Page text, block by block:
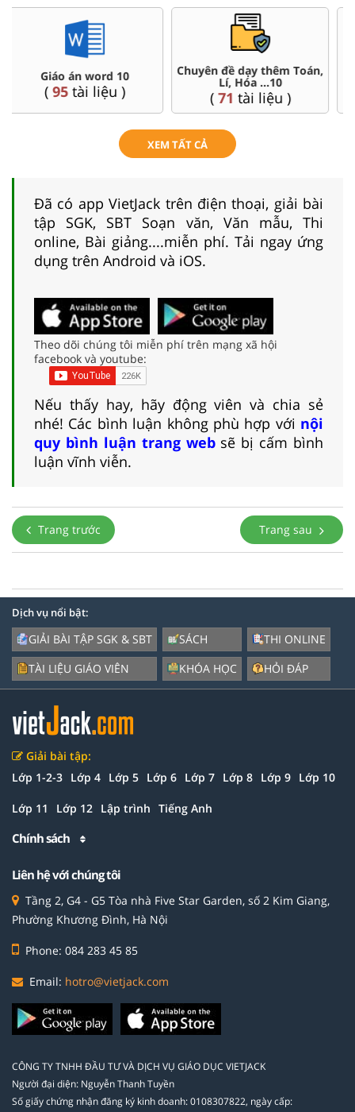
Đề thi HSG 10
(8 tài liệu )
Trắc nghiệm đúng sai 10
(41tài liệu )
XEM TẤT CẢ
Đã có app VietJack trên điện thoại, giải bài
tập SGK, SBT Soạn văn, Văn mẫu, Thi
online, Bài giảng....miễn phí. Tải ngay ứng
dụng trên Android và iOS.
Theo dõi chúng tôi miễn phí trên mạng xã hội
facebook và youtube:
Nếu thấy hay, hãy động viên và chia sẻ
nhé! Các bình luận không phù hợp với nội
quy bình luận trang websẽ bị cấm bình
luận vĩnh viễn.
Trang trước Trang sau
Dịch vụ nổi bật:
GIẢI BÀI TẬP SGK & SBT
TÀI LIỆU GIÁO VIÊN
SÁCH
KHÓA HỌC
THI ONLINE
HỎI ĐÁP
Giải bài tập:
Lớp 1-2-3 Lớp 4 Lớp 5 Lớp 6 Lớp 7 Lớp 8 Lớp 9 Lớp 10
Lớp 11 Lớp 12 Lập trình Tiếng Anh
Chính sách
Liên hệ với chúng tôi
Tầng 2, G4 - G5 Tòa nhà Five Star Garden, số 2 Kim Giang,
Phường Khương Đình, Hà Nội
Phone: 084 283 45 85
Email: hotro@vietjack.com
CÔNG TY TNHH ĐẦU TƯ VÀ DỊCH VỤ GIÁO DỤC VIETJACK
Người đại diện: Nguyễn Thanh Tuyền
Số giấy chứng nhận đăng ký kinh doanh: 0108307822, ngày cấp: